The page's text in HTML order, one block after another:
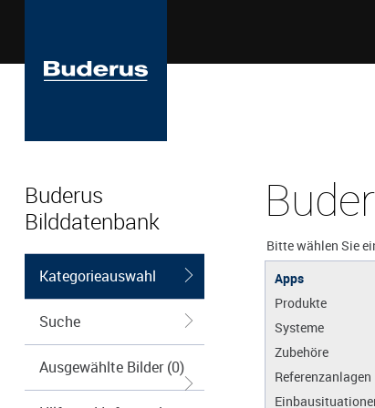
Buderus
Bilddatenbank
Kategorieauswahl
Suche
Ausgewählte Bilder (0)
Bitte wählen Sie
Apps
Produkte
Systeme
Zubehöre
Referenzanlagen